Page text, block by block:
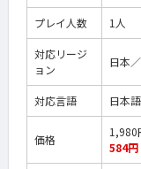
プレイ人数 1人
対応リージ
ョン
日本
対応言語 日本
価格
584円